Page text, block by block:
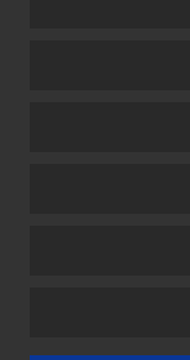
Máquina para Propé
Picotadeira - Saco
Embaladora de
Embaladora de